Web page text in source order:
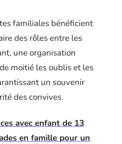
familiales bénéficient
des rôles entre les
une organisation
moitié les oublis et les
un souvenir
des convives.
avec enfant de 13
en famille pour un